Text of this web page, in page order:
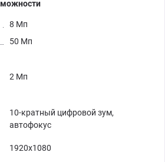
8 Мп
50 Мп
2 Мп
10-кратный цифровой зум,
автофокус
1920x1080